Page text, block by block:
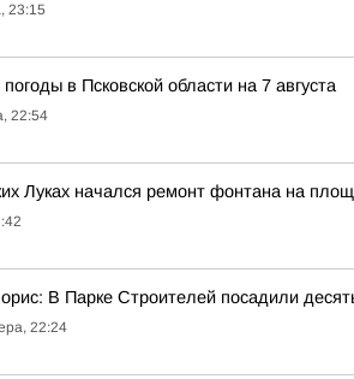
23:15
погоды в Псковской области на 7 августа
22:54
Луках начался ремонт фонтана на
В Парке Строителей посадили
22:24